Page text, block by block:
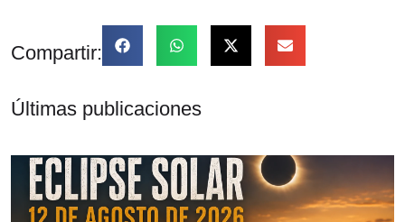
Compartir:
Últimas publicaciones